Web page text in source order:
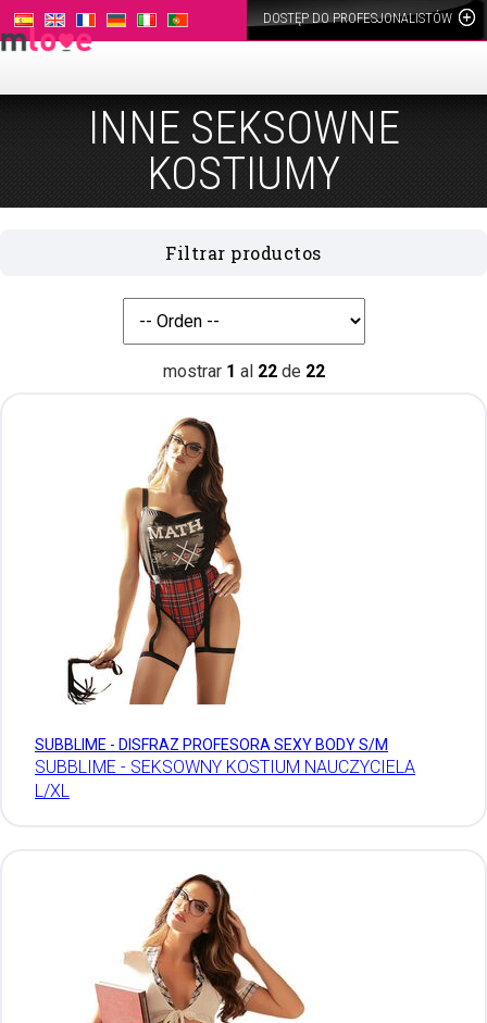
DOSTĘP DO PROFESJONALISTÓW
INNE SEKSOWNE
KOSTIUMY
Filtrar productos
mostrar 1 al 22de 22
SUBBLIME - DISFRAZ PROFESORA SEXY BODY S/M
SUBBLIME - SEKSOWNY KOSTIUM NAUCZYCIELA
L/XL